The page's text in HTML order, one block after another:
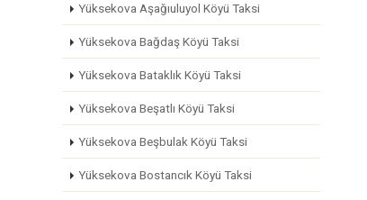
Yüksekova Aşağıuluyol Köyü Taksi
Yüksekova Bağdaş Köyü Taksi
Yüksekova Bataklık Köyü Taksi
Yüksekova Beşatlı Köyü Taksi
Yüksekova Beşbulak Köyü Taksi
Yüksekova Bostancık Köyü Taksi